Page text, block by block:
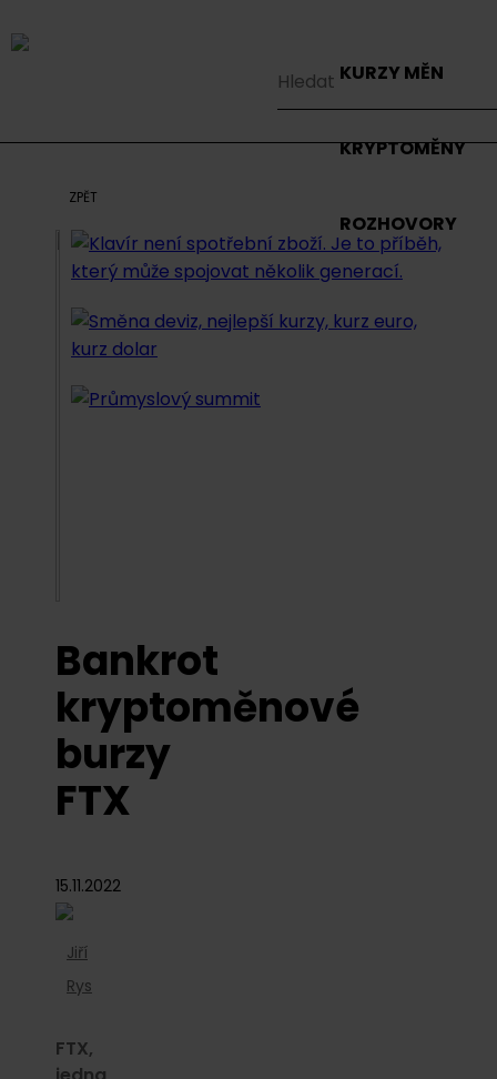
KURZY MĚN
KRYPTOMĚNY
ROZHOVORY
ZPĚT
Bankrot
kryptoměnové
burzy
FTX
15.11.2022
Jiří
Rys
FTX,